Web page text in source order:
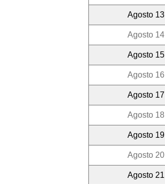
Agosto 13
Agosto 14
Agosto 15
Agosto 16
Agosto 17
Agosto 18
Agosto 19
Agosto 20
Agosto 21